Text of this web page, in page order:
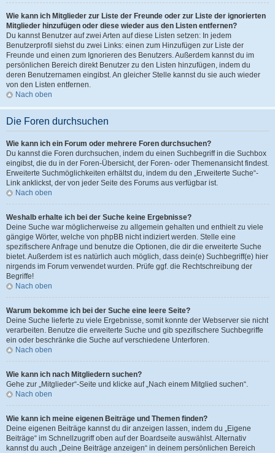
Wie kann ich Mitglieder zur Liste der Freunde oder zur Liste der ignorierten
Mitglieder hinzufügen oder diese wieder aus den Listen entfernen?
Du kannst Benutzer auf zwei Arten auf diese Listen setzen: In jedem
Benutzerprofil siehst du zwei Links: einen zum Hinzufügen zur Liste der
Freunde und einen zum Ignorieren des Benutzers. Außerdem kannst du im
persönlichen Bereich direkt Benutzer zu den Listen hinzufügen, indem du
deren Benutzernamen eingibst. An gleicher Stelle kannst du sie auch wieder
von den Listen entfernen.
Nach oben
Die Foren durchsuchen
Wie kann ich ein Forum oder mehrere Foren durchsuchen?
Du kannst die Foren durchsuchen, indem du einen Suchbegriff in die Suchbox
eingibst, die du in der Foren-Übersicht, der Foren- oder Themenansicht findest.
Erweiterte Suchmöglichkeiten erhältst du, indem du den „Erweiterte Suche“-
Link anklickst, der von jeder Seite des Forums aus verfügbar ist.
Nach oben
Weshalb erhalte ich bei der Suche keine Ergebnisse?
Deine Suche war möglicherweise zu allgemein gehalten und enthielt zu viele
gängige Wörter, welche von phpBB nicht indiziert werden. Stelle eine
spezifischere Anfrage und benutze die Optionen, die dir die erweiterte Suche
bietet. Außerdem ist es natürlich auch möglich, dass dein(e) Suchbegriff(e) hier
nirgends im Forum verwendet wurden. Prüfe ggf. die Rechtschreibung der
Begriffe!
Nach oben
Warum bekomme ich bei der Suche eine leere Seite?
Deine Suche lieferte zu viele Ergebnisse, somit konnte der Webserver sie nicht
verarbeiten. Benutze die erweiterte Suche und gib spezifischere Suchbegriffe
ein oder beschränke die Suche auf verschiedene Unterforen.
Nach oben
Wie kann ich nach Mitgliedern suchen?
Gehe zur „Mitglieder“-Seite und klicke auf „Nach einem Mitglied suchen“.
Nach oben
Wie kann ich meine eigenen Beiträge und Themen finden?
Deine eigenen Beiträge kannst du dir anzeigen lassen, indem du „Eigene
Beiträge“ im Schnellzugriff oben auf der Boardseite auswählst. Alternativ
kannst du auch „Deine Beiträge anzeigen“ in deinem persönlichen Bereich